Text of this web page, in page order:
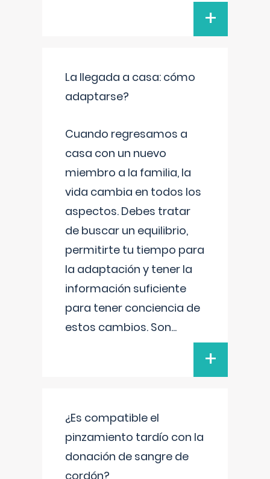
+
La llegada a casa: cómo
adaptarse?
Cuando regresamos a
casa con un nuevo
miembro a la familia, la
vida cambia en todos los
aspectos. Debes tratar
de buscar un equilibrio,
permitirte tu tiempo para
la adaptación y tener la
información suficiente
para tener conciencia de
estos cambios. Son...
+
¿Es compatible el
pinzamiento tardío con la
donación de sangre de
cordón?